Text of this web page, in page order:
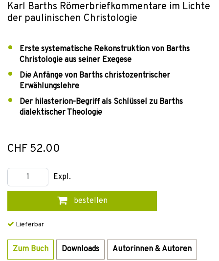
Karl Barths Römerbriefkommentare im Lichte
der paulinischen Christologie
Erste systematische Rekonstruktion von Barths
Christologie aus seiner Exegese
Die Anfänge von Barths christozentrischer
Erwählungslehre
Der hilasterion-Begriff als Schlüssel zu Barths
dialektischer Theologie
CHF 52.00
Expl.
bestellen
Lieferbar
Zum Buch Downloads Autorinnen & Autoren